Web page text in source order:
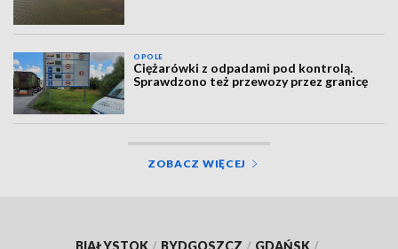
OPOLE
Ciężarówki z odpadami pod kontrolą.
Sprawdzono też przewozy przez granicę
ZOBACZ WIĘCEJ